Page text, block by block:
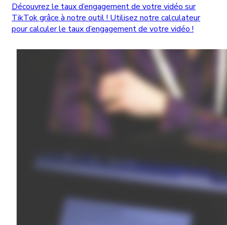
Découvrez le taux d’engagement de votre vidéo sur
TikTok grâce à notre outil ! Utilisez notre calculateur
pour calculer le taux d’engagement de votre vidéo !